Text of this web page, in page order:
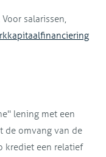
salarissen,
lening met een
de omvang van de
krediet een relatief